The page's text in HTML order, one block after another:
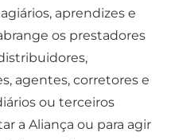
aprendizes e
os prestadores
agentes, corretores e
ou terceiros
a Aliança ou para agir